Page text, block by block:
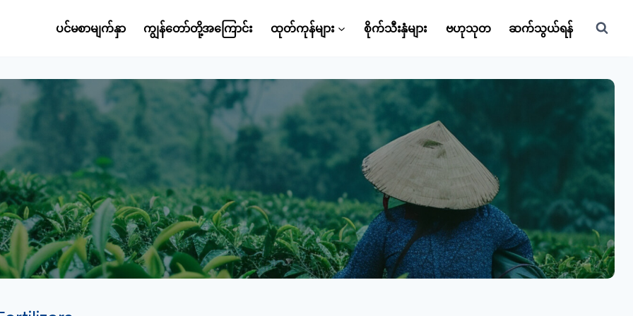
ပင်မစာမျက်နှာ ကျွန်တော်တို့အကြောင်း ထုတ်ကုန်များ စိုက်သီးနှံများ ဗဟုသုတ ဆက်သွယ်ရန်